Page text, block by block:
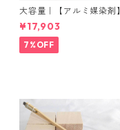
大容量｜【アルミ媒染剤
00g−5本入り｜塩化アル
ウム
¥17,903
7%OFF